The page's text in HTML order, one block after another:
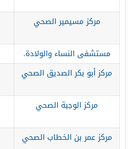
مركز مسيمير الصحي
مستشفى النساء والولادة.
مركز أبو بكر الصديق الصحي
مركز الوجبة الصحي
مركز عمر بن الخطاب الصحي